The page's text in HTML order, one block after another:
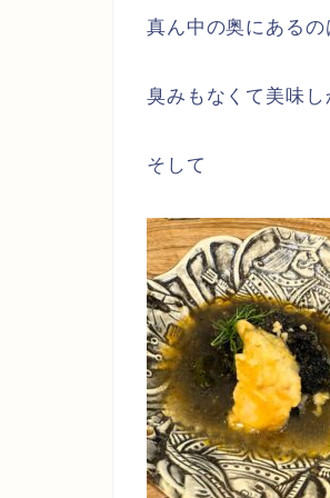
真ん中の奥にある
臭みもなくて美味し
そして